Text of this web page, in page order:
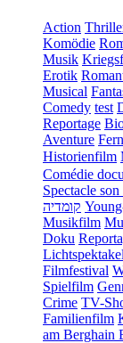
Action
Komödie
Musik
Erotik
Musical
Comedy test
Reportage
Aventure
Historienfilm
Comédie
Spectacle
קומדיה
Musikfilm
Doku
Lichtspektakel
Filmfestival
Spielfilm
Crime TV-
Familienfilm
am Berghain